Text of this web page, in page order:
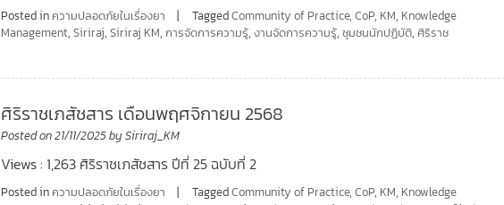
Posted in ความปลอดภัยในเรื่องยา TaggedCommunity of Practice, CoP, KM, Knowledge
Management, Siriraj, Siriraj KM, การจัดการความรู้, งานจัดการความรู้, ชุมชนนักปฏิบัติ, ศิริราช
ศิริราชเภสัชสาร เดือนพฤศจิกายน 2568
Posted on21/11/2025by Siriraj_KM
Views : 1,263 ศิริราชเภสัชสาร ปีที่ 25 ฉบับที่ 2
Posted in ความปลอดภัยในเรื่องยา TaggedCommunity of Practice, CoP, KM, Knowledge